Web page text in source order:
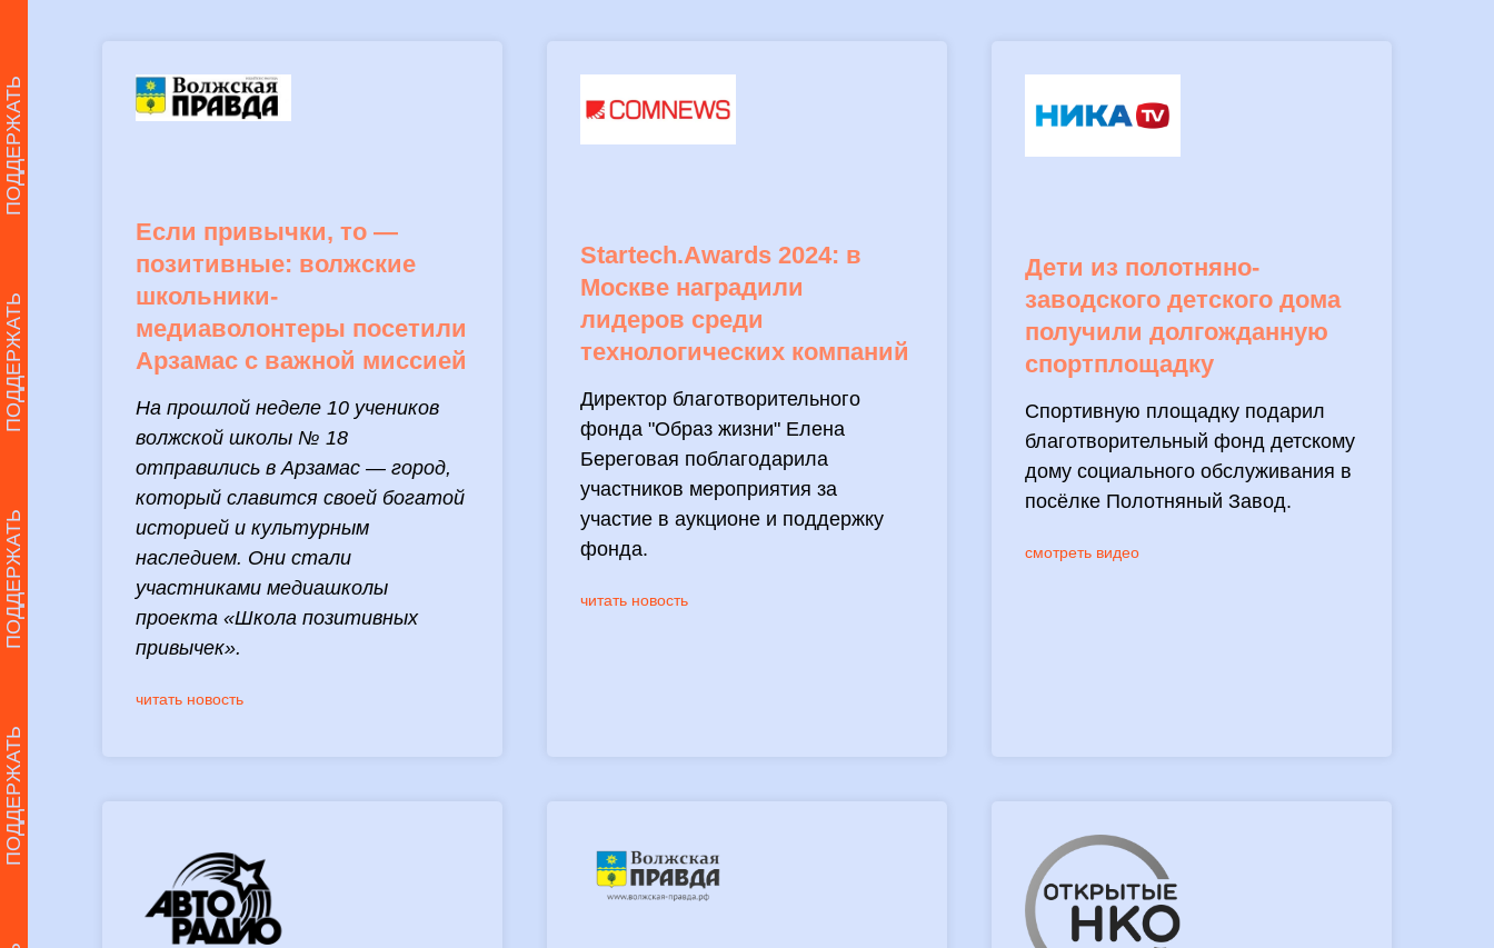
ПОДДЕРЖАТЬ
ПОДДЕРЖАТЬ
ПОДДЕРЖАТЬ
ПОДДЕРЖАТЬ
Если привычки, то —
позитивные: волжские
школьники-
медиаволонтеры посетили
Арзамас с важной миссией
На прошлой неделе 10 учеников
волжской школы № 18
отправились в Арзамас — город,
который славится своей богатой
историей и культурным
наследием. Они стали
участниками медиашколы
проекта «Школа позитивных
привычек».
читать новость
Startech.Awards 2024: в
Москве наградили
лидеров среди
технологических компаний
Директор благотворительного
фонда "Образ жизни" Елена
Береговая поблагодарила
участников мероприятия за
участие в аукционе и поддержку
фонда.
читать новость
Дети из полотняно-
заводского детского дома
получили долгожданную
спортплощадку
Спортивную площадку подарил
благотворительный фонд детскому
дому социального обслуживания в
посёлке Полотняный Завод.
смотреть видео